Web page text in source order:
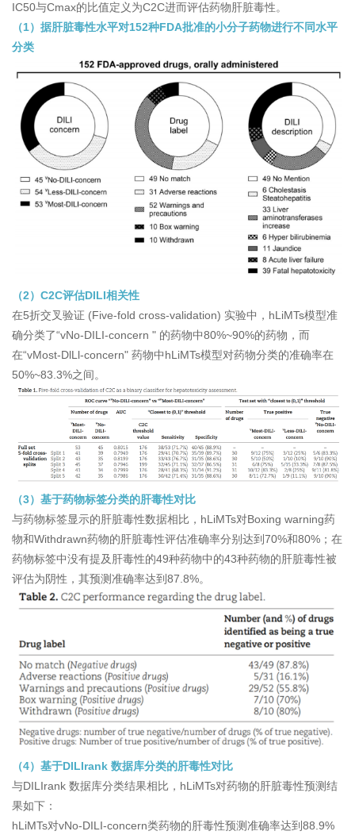
IC50与Cmax的比值定义为C2C进而评估药物肝脏毒性。
（1）据肝脏毒性水平对152种FDA批准的小分子药物进行不同水平
分类
（2）C2C评估DILI相关性
在5折交叉验证 (Five-fold cross-validation) 实验中，hLiMTs模型准
确分类了“vNo-DILI-concern " 的药物中80%~90%的药物，而
在“vMost-DlLl-concern" 药物中hLiMTs模型对药物分类的准确率在
50%~83.3%之间。
（3）基于药物标签分类的肝毒性对比
与药物标签显示的肝脏毒性数据相比，hLiMTs对Boxing warning药
物和Withdrawn药物的肝脏毒性评估准确率分别达到70%和80%；在
药物标签中没有提及肝毒性的49种药物中的43种药物的肝脏毒性被
评估为阴性，其预测准确率达到87.8%。
（4）基于DILIrank 数据库分类的肝毒性对比
与DILIrank 数据库分类结果相比，hLiMTs对药物的肝脏毒性预测结
果如下：
hLiMTs对vNo-DILI-concern类药物的肝毒性预测准确率达到88.9%